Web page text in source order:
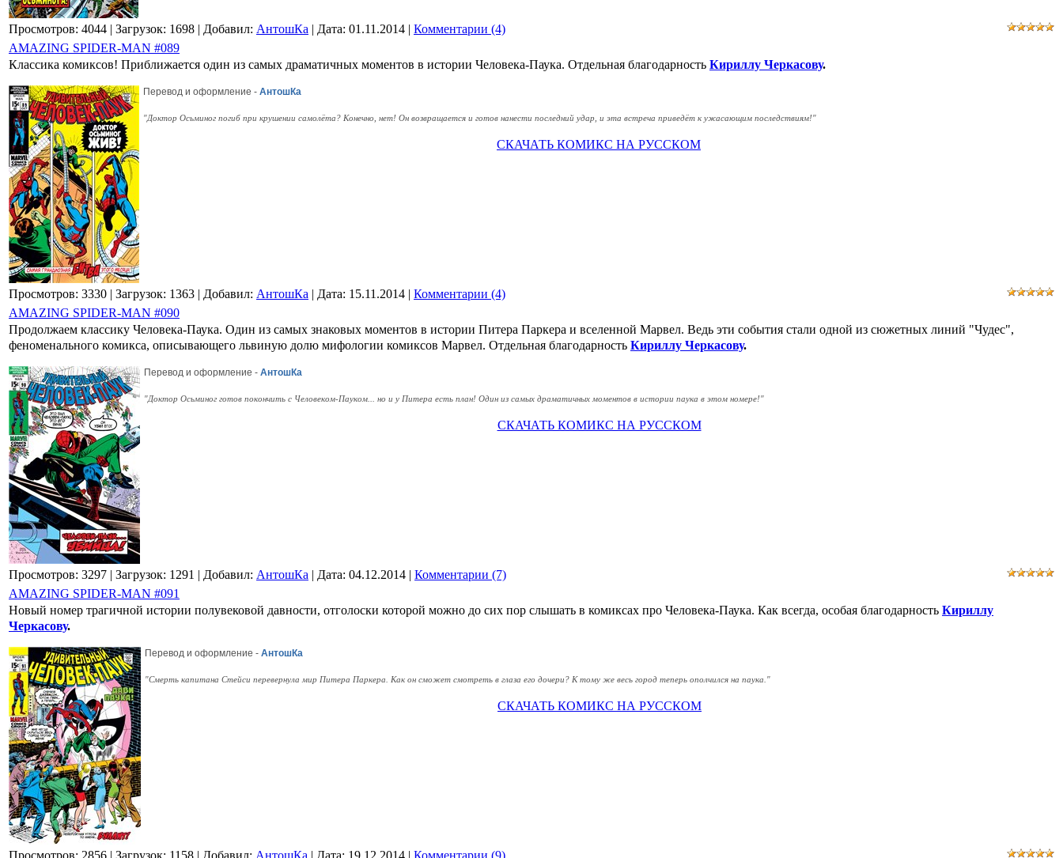
Просмотров: 4044 | Загрузок: 1698 | Добавил: АнтошКа | Дата: 01.11.2014 | Комментарии (4)
AMAZING SPIDER-MAN #089
Классика комиксов! Приближается один из самых драматичных моментов в истории Человека-Паука. Отдельная благодарность Кириллу Черкасову.
Перевод и оформление - АнтошКа
"Доктор Осьминог погиб при крушении самолёта? Конечно, нет! Он возвращается и готов нанести последний удар, и эта встреча приведёт к ужасающим последствиям!"
СКАЧАТЬ КОМИКС НА РУССКОМ
Просмотров: 3330 | Загрузок: 1363 | Добавил: АнтошКа | Дата: 15.11.2014 | Комментарии (4)
AMAZING SPIDER-MAN #090
Продолжаем классику Человека-Паука. Один из самых знаковых моментов в истории Питера Паркера и вселенной Марвел. Ведь эти события стали одной из сюжетных линий "Чудес",
феноменального комикса, описывающего львиную долю мифологии комиксов Марвел. Отдельная благодарность Кириллу Черкасову.
Перевод и оформление - АнтошКа
"Доктор Осьминог готов покончить с Человеком-Пауком... но и у Питера есть план! Один из самых драматичных моментов в истории паука в этом номере!"
СКАЧАТЬ КОМИКС НА РУССКОМ
Просмотров: 3297 | Загрузок: 1291 | Добавил: АнтошКа | Дата: 04.12.2014 | Комментарии (7)
AMAZING SPIDER-MAN #091
Новый номер трагичной истории полувековой давности, отголоски которой можно до сих пор слышать в комиксах про Человека-Паука. Как всегда, особая благодарность Кириллу
Черкасову.
Перевод и оформление - АнтошКа
"Смерть капитана Стейси перевернула мир Питера Паркера. Как он сможет смотреть в глаза его дочери? К тому же весь город теперь ополчился на паука. "
СКАЧАТЬ КОМИКС НА РУССКОМ
Просмотров: 2856 | Загрузок: 1158 | Добавил: АнтошКа | Дата: 19.12.2014 | Комментарии (9)